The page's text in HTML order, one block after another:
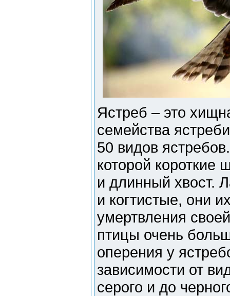
Ястреб – это
семейства
50 видов
которой короткие
и длинный хвост.
и когтистые, они
умертвления
птицы очень
оперения у
зависимости от
серого и до